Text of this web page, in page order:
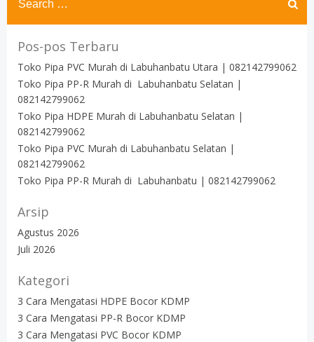
for:
Pos-pos Terbaru
Toko Pipa PVC Murah di Labuhanbatu Utara | 082142799062
Toko Pipa PP-R Murah di Labuhanbatu Selatan |
082142799062
Toko Pipa HDPE Murah di Labuhanbatu Selatan |
082142799062
Toko Pipa PVC Murah di Labuhanbatu Selatan |
082142799062
Toko Pipa PP-R Murah di Labuhanbatu | 082142799062
Arsip
Agustus 2026
Juli 2026
Kategori
3 Cara Mengatasi HDPE Bocor KDMP
3 Cara Mengatasi PP-R Bocor KDMP
3 Cara Mengatasi PVC Bocor KDMP